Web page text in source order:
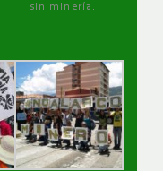
sin minería.